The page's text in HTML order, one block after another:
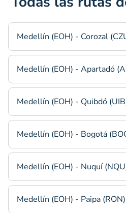
Medellín (EOH) - Corozal
Medellín (EOH) - Apartadó
Medellín (EOH) - Quibdó
Medellín (EOH) - Bogotá
Medellín (EOH) - Nuquí
Medellín (EOH) - Paipa (RON)